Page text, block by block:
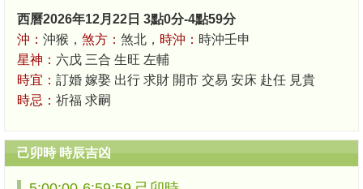
西曆2026年12月22日 3點0分-4點59分
沖： 沖猴， 煞方： 煞北， 時沖： 時沖壬申
星神： 六戊 三合 生旺 左輔
時宜： 訂婚 嫁娶 出行 求財 開市 交易 安床 赴任 見貴
時忌： 祈福 求嗣
己卯時 時辰吉凶